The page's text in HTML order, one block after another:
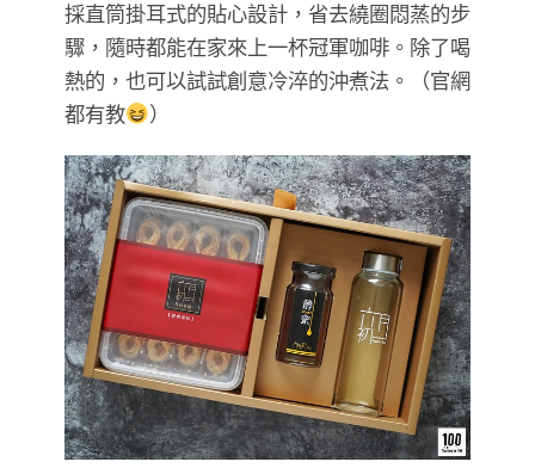
採直筒掛耳式的貼心設計，省去繞圈悶蒸的步
驟，隨時都能在家來上一杯冠軍咖啡。除了喝
熱的，也可以試試創意冷淬的沖煮法。（官網
都有教
）